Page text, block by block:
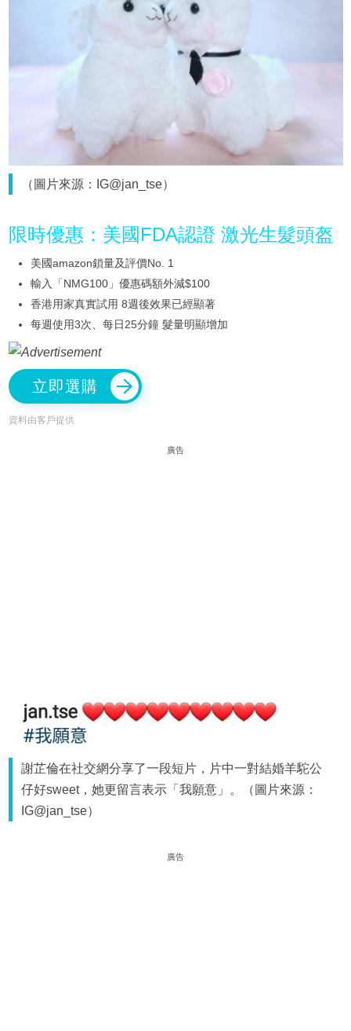
（圖片來源：IG@jan_tse）
限時優惠：美國FDA認證 激光生髮頭盔
美國amazon鎖量及評價No. 1
輸入「NMG100」優惠碼額外減$100
香港用家真實試用 8週後效果已經顯著
每週使用3次、每日25分鐘 髮量明顯增加
立即選購
資料由客戶提供
廣告
謝芷倫在社交網分享了一段短片，片中一對結婚羊駝公
仔好sweet，她更留言表示「我願意」。（圖片來源：
IG@jan_tse）
廣告